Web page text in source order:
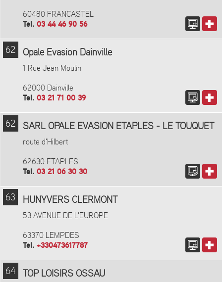
60480 FRANCASTEL
Tel. 03 44 46 90 56
62 Opale Evasion Dainville
1 Rue Jean Moulin
62000 Dainville
Tel. 03 21 71 00 39
62 SARL OPALE EVASION ETAPLES - LE TOUQUET
route d'Hilbert
62630 ETAPLES
Tel. 03 21 06 30 30
63 HUNYVERS CLERMONT
53 AVENUE DE L'EUROPE
63370 LEMPDES
Tel. +330473617787
64 TOP LOISIRS OSSAU